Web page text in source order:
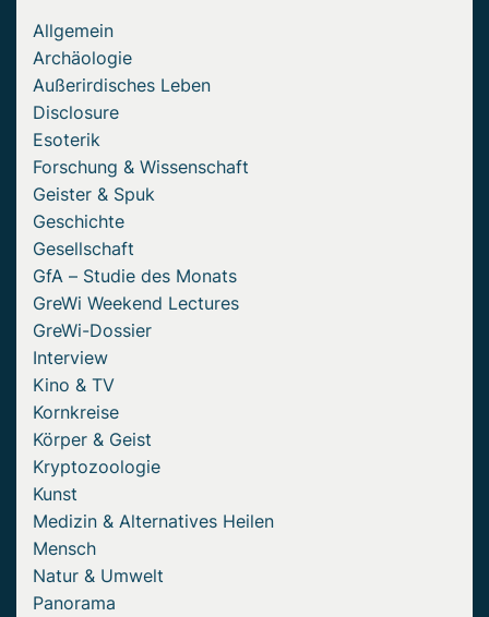
Allgemein
Archäologie
Außerirdisches Leben
Disclosure
Esoterik
Forschung & Wissenschaft
Geister & Spuk
Geschichte
Gesellschaft
GfA – Studie des Monats
GreWi Weekend Lectures
GreWi-Dossier
Interview
Kino & TV
Kornkreise
Körper & Geist
Kryptozoologie
Kunst
Medizin & Alternatives Heilen
Mensch
Natur & Umwelt
Panorama